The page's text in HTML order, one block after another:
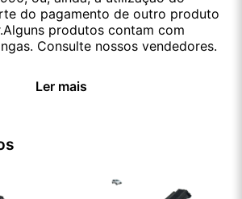
do pagamento de outro produto
produtos contam com
Consulte nossos vendedores.
Ler mais